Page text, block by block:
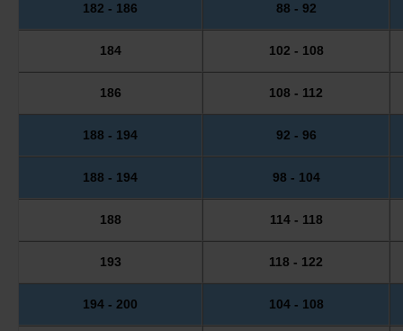
182 - 186 88 - 92
184 102 - 108
186 108 - 112
188 - 194 92 - 96
188 - 194 98 - 104
188 114 - 118
193 118 - 122
194 - 200 104 - 108